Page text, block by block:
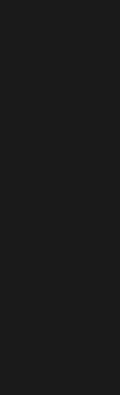
Concluído em
dotado de um
equipado,
armazenar as
de embalagem
formatos e
diminuir o
de produção.
almeja
constante de